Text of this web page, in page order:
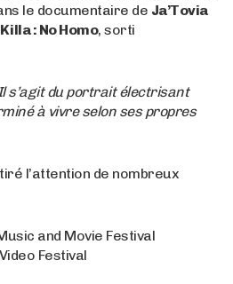
le documentaire de Ja’Tovia
: No Homo, sorti
s’agit du portrait électrisant
à vivre selon ses propres
l’attention de nombreux
and Movie Festival
Festival